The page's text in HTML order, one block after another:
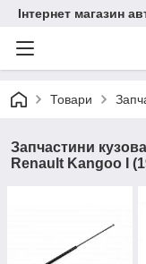
Інтернет магазин
Товари
Запчастини
Renault Kangoo I